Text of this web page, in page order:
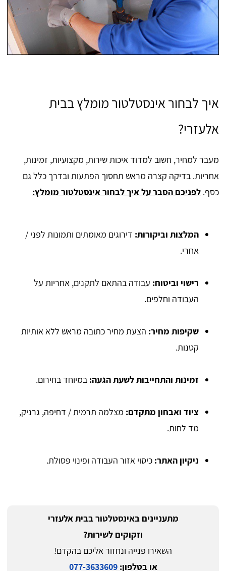
איך לבחור אינסטלטור מומלץ בבית
אלעזרי?
מעבר למחיר, חשוב למדוד איכות שירות, מקצועיות, זמינות,
אחריות. בדיקה קצרה מראש תחסוך הפתעות ובדרך כלל גם
כסף. לפניכם הסבר על איך לבחור אינסטלטור מומלץ:
המלצות וביקורות: דירוגים מאומתים ותמונות לפני /
אחרי.
רישוי וביטוח: עבודה בהתאם לתקנים, אחריות על
העבודה וחלפים.
שקיפות מחיר: הצעת מחיר כתובה מראש ללא אותיות
קטנות.
זמינות והתחייבות לשעת הגעה: במיוחד בחירום.
ציוד ואבחון מתקדם: מצלמה תרמית / דחיפה, גרניק,
מד לחות.
ניקיון האתר: כיסוי אזור העבודה ופינוי פסולת.
מתעניינים באינסטלטור בבית אלעזרי
וזקוקים לשירות?
השאירו פנייה ונחזור אליכם בהקדם!
או בטלפון:077-3633609